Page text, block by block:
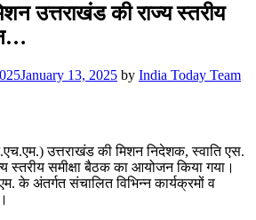
उत्तराखंड की राज्य स्तरीय
January 13, 2025 by India Today Team
उत्तराखंड की मिशन निदेशक, स्वाति एस.
स्तरीय समीक्षा बैठक का आयोजन किया गया।
के अंतर्गत संचालित विभिन्न कार्यक्रमों व